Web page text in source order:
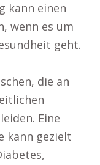
kann einen
wenn es um
geht.
die an
Eine
kann gezielt